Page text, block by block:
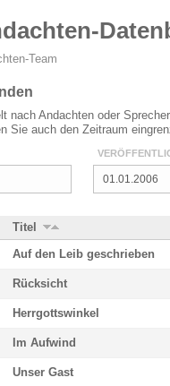
Team
nach Andachten oder
Sie auch den Zeitraum
Titel
Auf den Leib geschrieben
Rücksicht
Herrgottswinkel
Im Aufwind
Unser Gast